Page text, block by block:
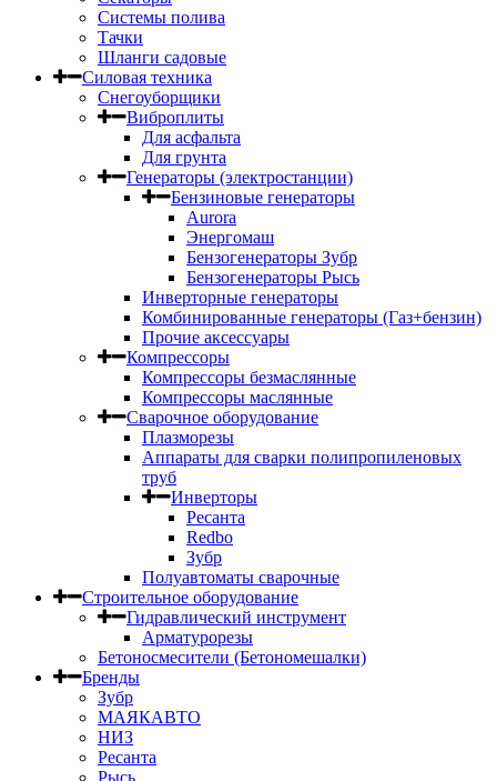
Системы полива
Тачки
Шланги садовые
Силовая техника
Снегоуборщики
Виброплиты
Для асфальта
Для грунта
Генераторы (электростанции)
Бензиновые генераторы
Aurora
Энергомаш
Бензогенераторы Зубр
Бензогенераторы Рысь
Инверторные генераторы
Комбинированные генераторы (Газ+бензин)
Прочие аксессуары
Компрессоры
Компрессоры безмаслянные
Компрессоры маслянные
Сварочное оборудование
Плазморезы
Аппараты для сварки полипропиленовых
труб
Инверторы
Ресанта
Redbo
Зубр
Полуавтоматы сварочные
Строительное оборудование
Гидравлический инструмент
Арматурорезы
Бетоносмесители (Бетономешалки)
Бренды
Зубр
МАЯКАВТО
НИЗ
Ресанта
Рысь